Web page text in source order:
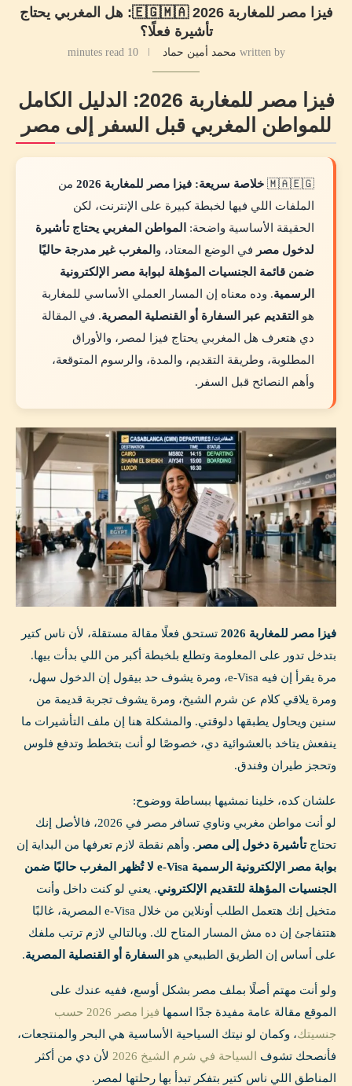
فيزا مصر للمغاربة 2026 🇪🇬🇲🇦: هل المغربي يحتاج
تأشيرة فعلًا؟
written by محمد أمين حماد 10 minutes read
فيزا مصر للمغاربة 2026: الدليل الكامل
للمواطن المغربي قبل السفر إلى مصر
🇲🇦🇪🇬 خلاصة سريعة: فيزا مصر للمغاربة 2026
من
الملفات اللي فيها لخبطة كبيرة على الإنترنت، لكن
الحقيقة الأساسية واضحة:
المواطن المغربي يحتاج تأشيرة
لدخول مصر في الوضع المعتاد، و المغرب غير مدرجة حاليًا
ضمن قائمة الجنسيات المؤهلة لبوابة مصر الإلكترونية
الرسمية. وده معناه إن المسار العملي الأساسي للمغاربة
هو
التقديم عبر السفارة أو القنصلية المصرية. في المقالة
دي هتعرف هل المغربي يحتاج فيزا لمصر، والأوراق
المطلوبة، وطريقة التقديم، والمدة، والرسوم المتوقعة،
وأهم النصائح قبل السفر.
فيزا مصر للمغاربة 2026
تستحق فعلًا مقالة مستقلة، لأن ناس كتير
بتدخل تدور على المعلومة وتطلع بلخبطة أكبر من اللي بدأت بيها.
مرة يقرأ إن فيه e-Visa، ومرة يشوف حد بيقول إن الدخول سهل،
ومرة يلاقي كلام عن شرم الشيخ، ومرة يشوف تجربة قديمة من
سنين ويحاول يطبقها دلوقتي. والمشكلة هنا إن ملف التأشيرات ما
ينفعش يتاخد بالعشوائية دي، خصوصًا لو أنت بتخطط وتدفع فلوس
وتحجز طيران وفندق.
علشان كده، خلينا نمشيها ببساطة ووضوح:
لو أنت مواطن مغربي وناوي تسافر مصر في 2026، فالأصل إنك
تحتاجتأشيرة دخول إلى مصر . وأهم نقطة لازم تعرفها من البداية إن
بوابة مصر الإلكترونية الرسمية e-Visa لا تُظهر المغرب حاليًا ضمن
الجنسيات المؤهلة للتقديم الإلكتروني. يعني لو كنت داخل وأنت
متخيل إنك هتعمل الطلب أونلاين من خلال e-Visa المصرية، غالبًا
هتتفاجئ إن ده مش المسار المتاح لك. وبالتالي لازم ترتب ملفك
على أساس إن الطريق الطبيعي هو
السفارة أو القنصلية المصرية.
ولو أنت مهتم أصلًا بملف مصر بشكل أوسع، ففيه عندك على
الموقع مقالة عامة مفيدة جدًا اسمها
فيزا مصر 2026 حسب
جنسيتك، وكمان لو نيتك السياحية الأساسية هي البحر والمنتجعات،
فأنصحك تشوف
السياحة في شرم الشيخ 2026
لأن دي من أكثر
المناطق اللي ناس كتير بتفكر تبدأ بها رحلتها لمصر.